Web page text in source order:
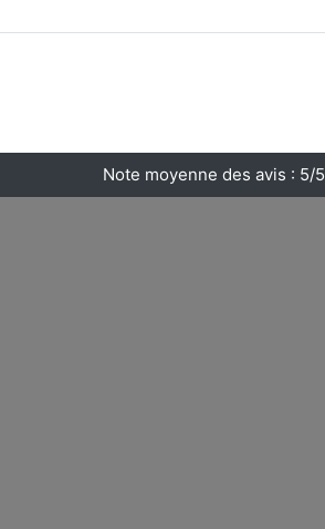
Note moyenne des avis : 5/5